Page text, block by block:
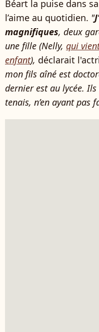
Béart la puise dans
l’aime au quotidien. "
magnifiques, deux
une fille (Nelly, qui
enfant), déclarait
mon fils aîné est
dernier est au lycée.
tenais, n’en ayant pas